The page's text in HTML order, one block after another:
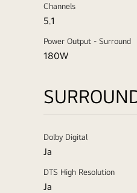
Channels
5.1
Power Output - Surround
180W
Dolby Digital
Ja
DTS High Resolution
Ja